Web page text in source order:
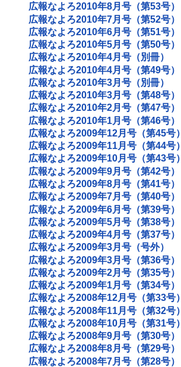
広報なよろ2010年8月号（第53号）
広報なよろ2010年7月号（第52号）
広報なよろ2010年6月号（第51号）
広報なよろ2010年5月号（第50号）
広報なよろ2010年4月号（別冊）
広報なよろ2010年4月号（第49号）
広報なよろ2010年3月号（別冊）
広報なよろ2010年3月号（第48号）
広報なよろ2010年2月号（第47号）
広報なよろ2010年1月号（第46号）
広報なよろ2009年12月号（第45号）
広報なよろ2009年11月号（第44号）
広報なよろ2009年10月号（第43号）
広報なよろ2009年9月号（第42号）
広報なよろ2009年8月号（第41号）
広報なよろ2009年7月号（第40号）
広報なよろ2009年6月号（第39号）
広報なよろ2009年5月号（第38号）
広報なよろ2009年4月号（第37号）
広報なよろ2009年3月号（号外）
広報なよろ2009年3月号（第36号）
広報なよろ2009年2月号（第35号）
広報なよろ2009年1月号（第34号）
広報なよろ2008年12月号（第33号）
広報なよろ2008年11月号（第32号）
広報なよろ2008年10月号（第31号）
広報なよろ2008年9月号（第30号）
広報なよろ2008年8月号（第29号）
広報なよろ2008年7月号（第28号）